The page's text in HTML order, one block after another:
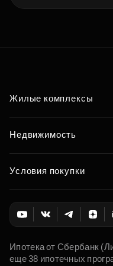
Жилые комплексы
Недвижимость
Условия покупки
Ипотека от Сбербанк
еще 38 ипотечных